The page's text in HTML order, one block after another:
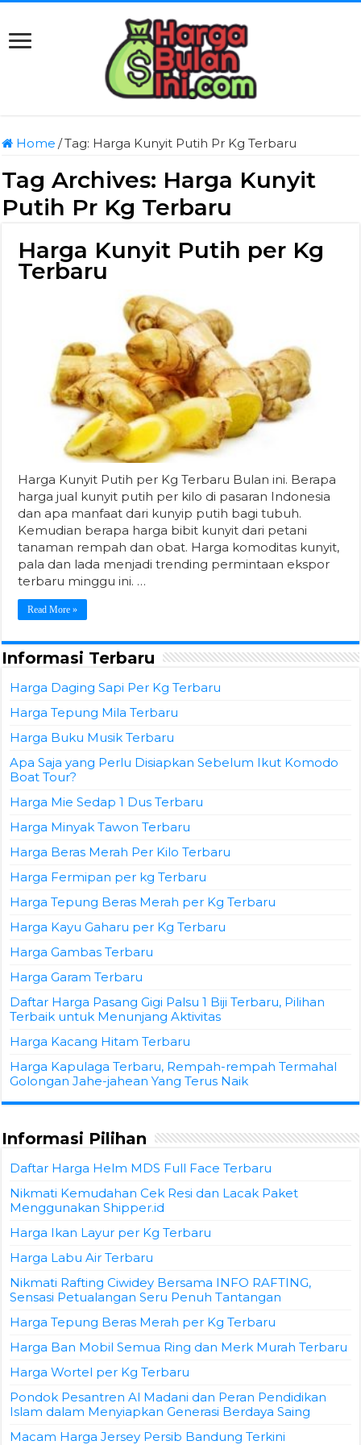
Home /Tag: Harga Kunyit Putih Pr Kg Terbaru
Tag Archives: Harga Kunyit
Putih Pr Kg Terbaru
Harga Kunyit Putih per Kg
Terbaru
Harga Kunyit Putih per Kg Terbaru Bulan ini. Berapa
harga jual kunyit putih per kilo di pasaran Indonesia
dan apa manfaat dari kunyip putih bagi tubuh.
Kemudian berapa harga bibit kunyit dari petani
tanaman rempah dan obat. Harga komoditas kunyit,
pala dan lada menjadi trending permintaan ekspor
terbaru minggu ini. …
Read More »
Informasi Terbaru
Harga Daging Sapi Per Kg Terbaru
Harga Tepung Mila Terbaru
Harga Buku Musik Terbaru
Apa Saja yang Perlu Disiapkan Sebelum Ikut Komodo
Boat Tour?
Harga Mie Sedap 1 Dus Terbaru
Harga Minyak Tawon Terbaru
Harga Beras Merah Per Kilo Terbaru
Harga Fermipan per kg Terbaru
Harga Tepung Beras Merah per Kg Terbaru
Harga Kayu Gaharu per Kg Terbaru
Harga Gambas Terbaru
Harga Garam Terbaru
Daftar Harga Pasang Gigi Palsu 1 Biji Terbaru, Pilihan
Terbaik untuk Menunjang Aktivitas
Harga Kacang Hitam Terbaru
Harga Kapulaga Terbaru, Rempah-rempah Termahal
Golongan Jahe-jahean Yang Terus Naik
Informasi Pilihan
Daftar Harga Helm MDS Full Face Terbaru
Nikmati Kemudahan Cek Resi dan Lacak Paket
Menggunakan Shipper.id
Harga Ikan Layur per Kg Terbaru
Harga Labu Air Terbaru
Nikmati Rafting Ciwidey Bersama INFO RAFTING,
Sensasi Petualangan Seru Penuh Tantangan
Harga Tepung Beras Merah per Kg Terbaru
Harga Ban Mobil Semua Ring dan Merk Murah Terbaru
Harga Wortel per Kg Terbaru
Pondok Pesantren Al Madani dan Peran Pendidikan
Islam dalam Menyiapkan Generasi Berdaya Saing
Macam Harga Jersey Persib Bandung Terkini